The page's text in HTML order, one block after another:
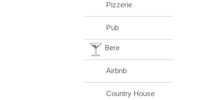
Pizzerie
Pub
Bere
Airbnb
Country House